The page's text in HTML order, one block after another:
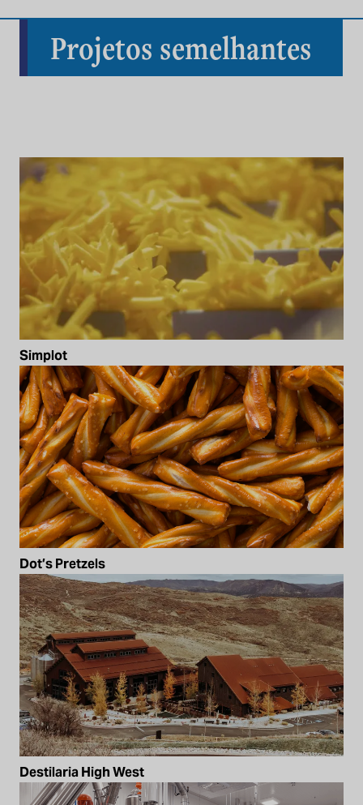
Projetos semelhantes
Simplot
Dot’s Pretzels
Destilaria High West